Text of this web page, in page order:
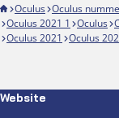
Oculus Oculus
Oculus 2021 1 Oculus
Oculus 2021 Oculus
Website